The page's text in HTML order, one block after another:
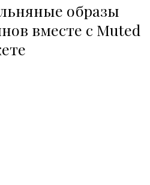
образы
вместе с Muted